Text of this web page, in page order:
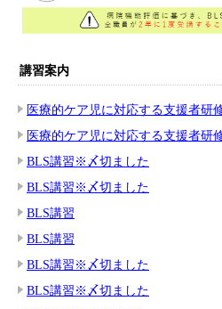
講習案内
医療的ケア児に対応する支援者研
医療的ケア児に対応する支援者研
BLS講習※〆切ました
BLS講習※〆切ました
BLS講習
BLS講習
BLS講習※〆切ました
BLS講習※〆切ました